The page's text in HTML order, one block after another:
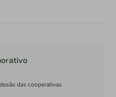
das cooperativas